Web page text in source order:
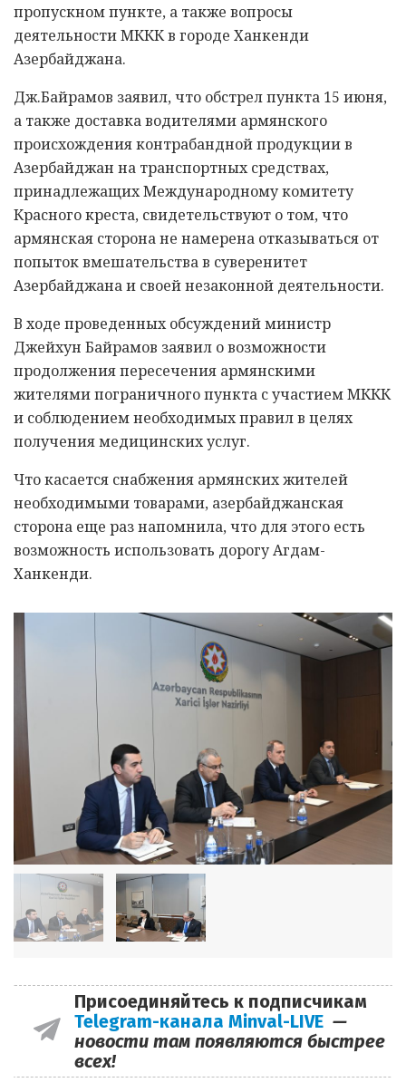
пропускном пункте, а также вопросы
деятельности МККК в городе Ханкенди
Азербайджана.
Дж.Байрамов заявил, что обстрел пункта 15 июня,
а также доставка водителями армянского
происхождения контрабандной продукции в
Азербайджан на транспортных средствах,
принадлежащих Международному комитету
Красного креста, свидетельствуют о том, что
армянская сторона не намерена отказываться от
попыток вмешательства в суверенитет
Азербайджана и своей незаконной деятельности.
В ходе проведенных обсуждений министр
Джейхун Байрамов заявил о возможности
продолжения пересечения армянскими
жителями пограничного пункта с участием МККК
и соблюдением необходимых правил в целях
получения медицинских услуг.
Что касается снабжения армянских жителей
необходимыми товарами, азербайджанская
сторона еще раз напомнила, что для этого есть
возможность использовать дорогу Агдам-
Ханкенди.
Присоединяйтесь к подписчикам
Telegram-канала Minval-LIVE —
новости там появляются быстрее
всех!